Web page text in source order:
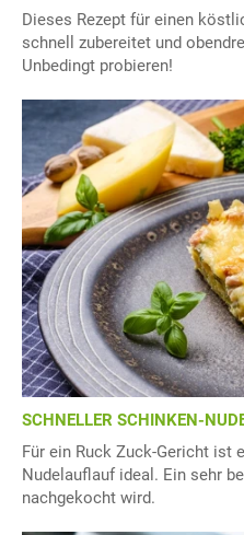
Dieses Rezept für einen
schnell zubereitet und
Unbedingt probieren!
SCHNELLER SCHINKEN-
Für ein Ruck Zuck-Gericht ist
Nudelauflauf ideal. Ein sehr
nachgekocht wird.